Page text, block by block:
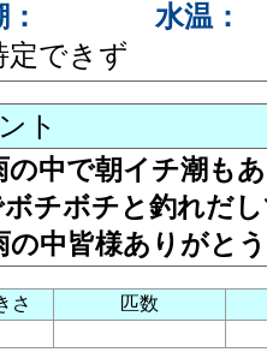
定できず
水温：
ト
中で朝イチ潮も
チボチと釣れだ
中皆様ありがと
さ 匹数